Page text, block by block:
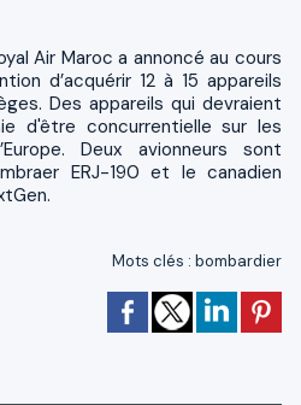
d’acquérir 12 à 15 appareils
Des appareils qui devraient
d'être concurrentielle sur les
Deux avionneurs sont
ERJ-190 et le canadien
Mots clés : bombardier